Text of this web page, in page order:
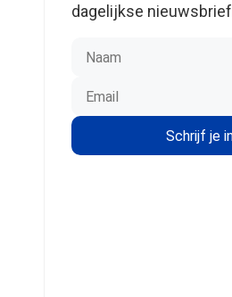
dagelijkse nieuwsbrief